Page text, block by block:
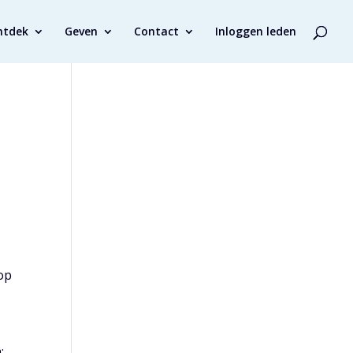
Geven Contact Inloggen leden